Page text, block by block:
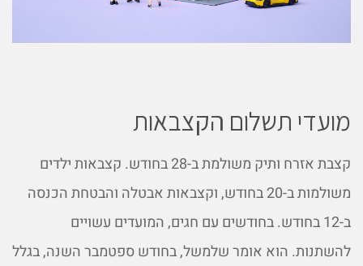
מועדי תשלום הקצבאות
קצבת אזרח ותיק משולמת ב-28 בחודש. קצבאות ילדים
משולמות ב-20 בחודש, וקצבאות אבטלה והבטחת הכנסה
ב-12 בחודש. בחודשים עם חגים, המועדים עשויים
להשתנות. הוא אומר שלמשל, בחודש ספטמבר השנה, בגלל